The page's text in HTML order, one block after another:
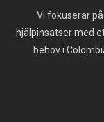
Vi fokuserar
hjälpinsatser med
behov i